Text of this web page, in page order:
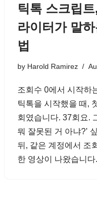
틱톡 스크립
라이터가 말
법
by Harold Ramirez
조회수 0에서 시작하
틱톡을 시작했을 때,
회였습니다. 37회요.
뭐 잘못된 거 아냐?’
뒤, 같은 계정에서 조
한 영상이 나왔습니